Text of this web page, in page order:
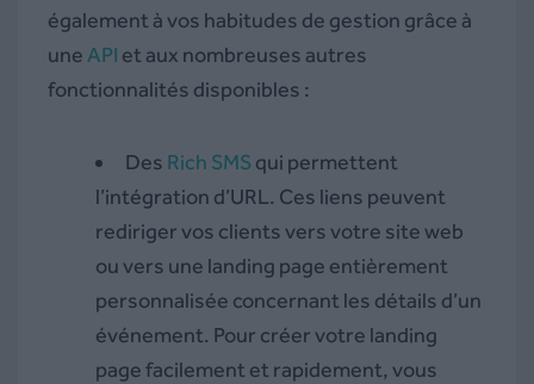
également à vos habitudes de gestion grâce à
une API et aux nombreuses autres
fonctionnalités disponibles :
Des Rich SMS qui permettent
l’intégration d’URL. Ces liens peuvent
rediriger vos clients vers votre site web
ou vers une landing page entièrement
personnalisée concernant les détails d’un
événement. Pour créer votre landing
page facilement et rapidement, vous